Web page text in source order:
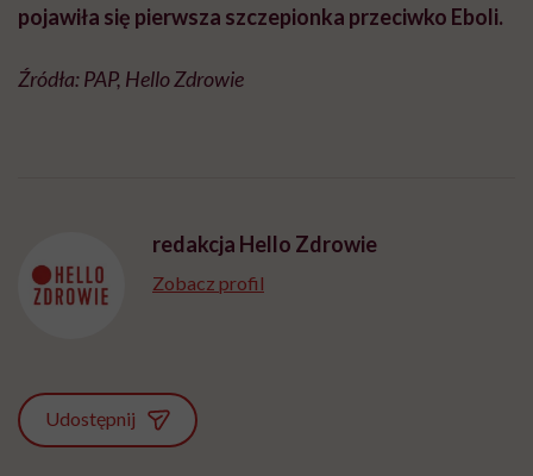
pojawiła się pierwsza szczepionka przeciwko Eboli.
Źródła: PAP, Hello Zdrowie
redakcja Hello Zdrowie
Zobacz profil
Udostępnij